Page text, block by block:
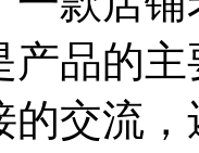
产品的
的交流